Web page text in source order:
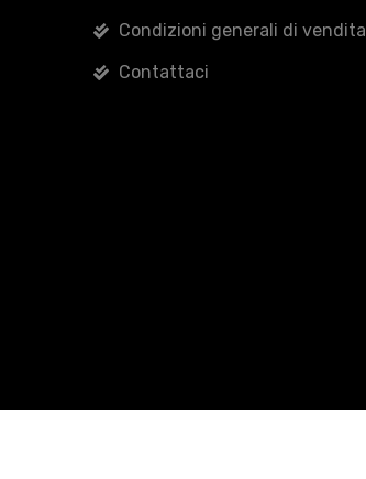
Condizioni generali di vendita
Contattaci